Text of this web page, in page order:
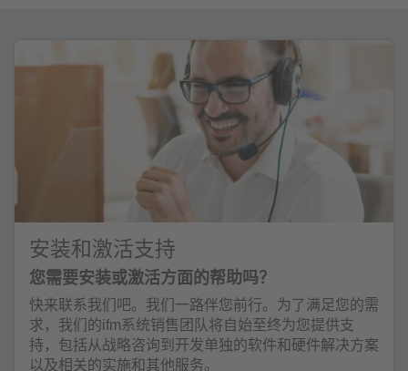
安装和激活支持
您需要安装或激活方面的帮助吗？
快来联系我们吧。我们一路伴您前行。为了满足您的需
求，我们的ifm系统销售团队将自始至终为您提供支
持，包括从战略咨询到开发单独的软件和硬件解决方案
以及相关的实施和其他服务。